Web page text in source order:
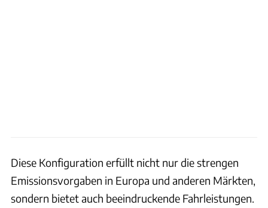
Diese Konfiguration erfüllt nicht nur die strengen
Emissionsvorgaben in Europa und anderen Märkten,
sondern bietet auch beeindruckende Fahrleistungen.